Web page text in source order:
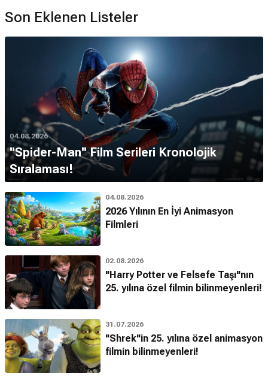
Son Eklenen Listeler
04.08.2026
''Spider-Man'' Film Serileri Kronolojik
Sıralaması!
04.08.2026
2026 Yılının En İyi Animasyon
Filmleri
02.08.2026
"Harry Potter ve Felsefe Taşı"nın
25. yılına özel filmin bilinmeyenleri!
31.07.2026
"Shrek"in 25. yılına özel animasyon
filmin bilinmeyenleri!